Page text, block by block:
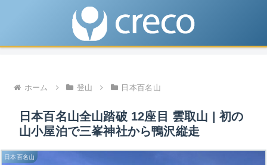
ホーム 登山 日本百名山
日本百名山全山踏破 12座目 雲取山 | 初の
山小屋泊で三峯神社から鴨沢縦走
日本百名山